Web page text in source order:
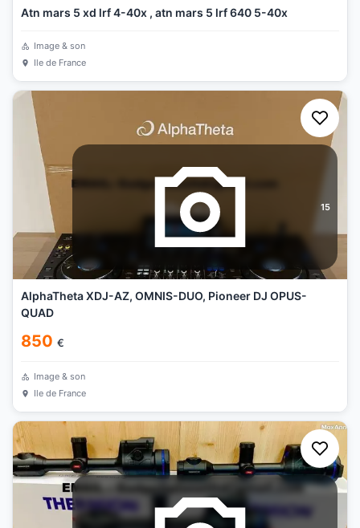
Atn mars 5 xd lrf 4-40x , atn mars 5 lrf 640 5-40x
Image & son
Ile de France
15
AlphaTheta XDJ-AZ, OMNIS-DUO, Pioneer DJ OPUS-
QUAD
850 €
Image & son
Ile de France